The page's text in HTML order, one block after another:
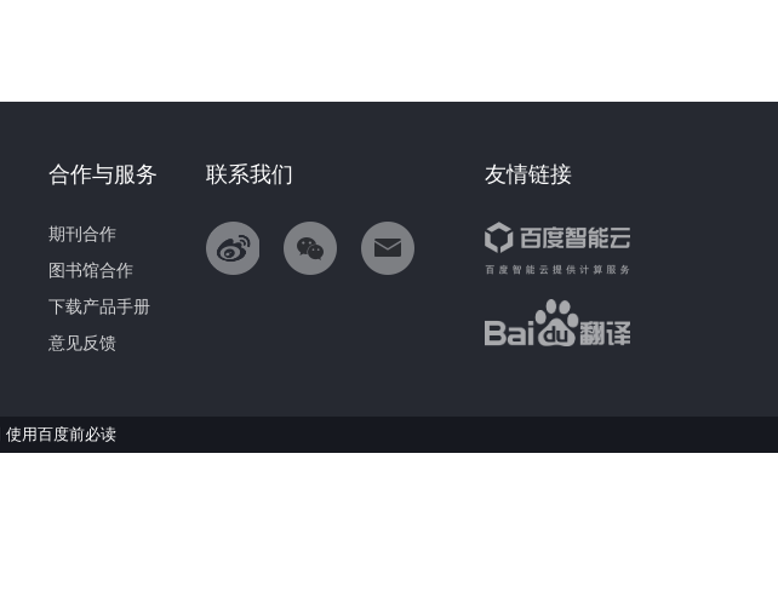
友情链接
联系我们
合作与服务
期刊合作
图书馆合作
下载产品手册
意见反馈
使用百度前必读